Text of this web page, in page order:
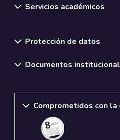
Servicios académicos
Protección de datos
Documentos
Comprometidos con la